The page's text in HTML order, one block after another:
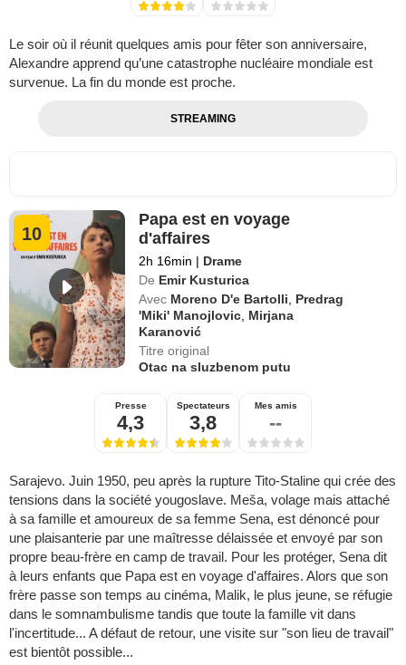
Le soir où il réunit quelques amis pour fêter son anniversaire,
Alexandre apprend qu’une catastrophe nucléaire mondiale est
survenue. La fin du monde est proche.
STREAMING
10
Papa est en voyage
d'affaires
2h 16min | Drame
De Emir Kusturica
Avec Moreno D'e Bartolli, Predrag
'Miki' Manojlovic, Mirjana
Karanović
Titre original
Otac na sluzbenom putu
Presse
4,3
Spectateurs
3,8
Mes amis
--
Sarajevo. Juin 1950, peu après la rupture Tito-Staline qui crée des
tensions dans la société yougoslave. Meša, volage mais attaché
à sa famille et amoureux de sa femme Sena, est dénoncé pour
une plaisanterie par une maîtresse délaissée et envoyé par son
propre beau-frère en camp de travail. Pour les protéger, Sena dit
à leurs enfants que Papa est en voyage d'affaires. Alors que son
frère passe son temps au cinéma, Malik, le plus jeune, se réfugie
dans le somnambulisme tandis que toute la famille vit dans
l'incertitude... A défaut de retour, une visite sur "son lieu de travail"
est bientôt possible...